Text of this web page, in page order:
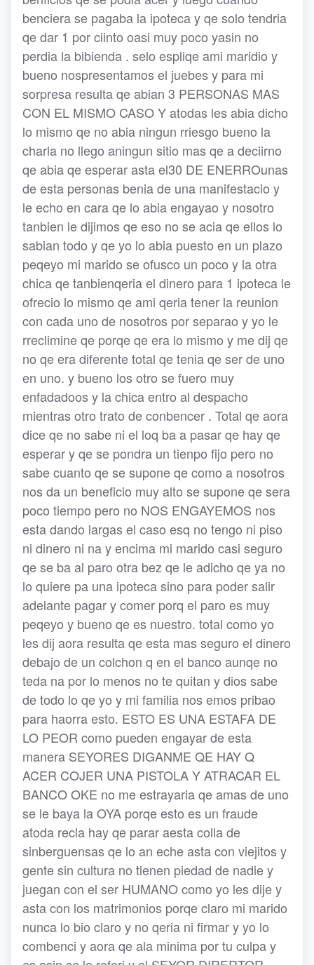
benciera se pagaba la ipoteca y qe solo tendria
qe dar 1 por ciinto oasi muy poco yasin no
perdia la bibienda . selo espliqe ami maridio y
bueno nospresentamos el juebes y para mi
sorpresa resulta qe abian 3 PERSONAS MAS
CON EL MISMO CASO Y atodas les abia dicho
lo mismo qe no abia ningun rriesgo bueno la
charla no llego aningun sitio mas qe a deciirno
qe abia qe esperar asta el30 DE ENERROunas
de esta personas benia de una manifestacio y
le echo en cara qe lo abia engayao y nosotro
tanbien le dijimos qe eso no se acia qe ellos lo
sabian todo y qe yo lo abia puesto en un plazo
peqeyo mi marido se ofusco un poco y la otra
chica qe tanbienqeria el dinero para 1 ipoteca le
ofrecio lo mismo qe ami qeria tener la reunion
con cada uno de nosotros por separao y yo le
rreclimine qe porqe qe era lo mismo y me dij qe
no qe era diferente total qe tenia qe ser de uno
en uno. y bueno los otro se fuero muy
enfadadoos y la chica entro al despacho
mientras otro trato de conbencer . Total qe aora
dice qe no sabe ni el loq ba a pasar qe hay qe
esperar y qe se pondra un tienpo fijo pero no
sabe cuanto qe se supone qe como a nosotros
nos da un beneficio muy alto se supone qe sera
poco tiempo pero no NOS ENGAYEMOS nos
esta dando largas el caso esq no tengo ni piso
ni dinero ni na y encima mi marido casi seguro
qe se ba al paro otra bez qe le adicho qe ya no
lo quiere pa una ipoteca sino para poder salir
adelante pagar y comer porq el paro es muy
peqeyo y bueno qe es nuestro. total como yo
les dij aora resulta qe esta mas seguro el dinero
debajo de un colchon q en el banco aunqe no
teda na por lo menos no te quitan y dios sabe
de todo lo qe yo y mi familia nos emos pribao
para haorra esto. ESTO ES UNA ESTAFA DE
LO PEOR como pueden engayar de esta
manera SEYORES DIGANME QE HAY Q
ACER COJER UNA PISTOLA Y ATRACAR EL
BANCO OKE no me estrayaria qe amas de uno
se le baya la OYA porqe esto es un fraude
atoda recla hay qe parar aesta colla de
sinberguensas qe lo an eche asta con viejitos y
gente sin cultura no tienen piedad de nadie y
juegan con el ser HUMANO como yo les dije y
asta con los matrimonios porqe claro mi marido
nunca lo bio claro y no qeria ni firmar y yo lo
combenci y aora qe ala minima por tu culpa y